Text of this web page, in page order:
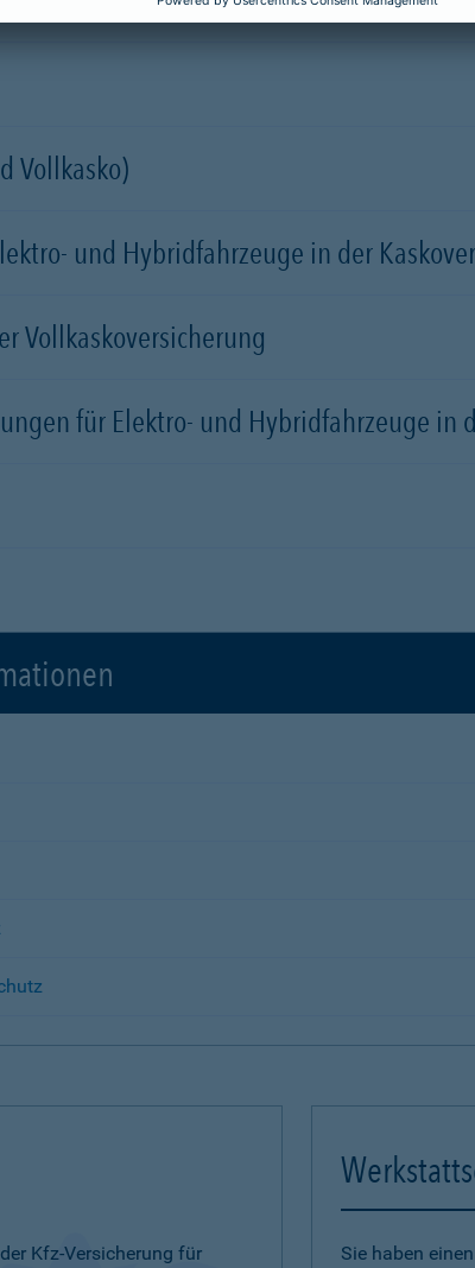
Vollkasko)
und Hybridfahrzeuge in der
Vollkaskoversicherung
für Elektro- und Hybridfahrzeuge in
Kfz-Versicherung für Sie haben